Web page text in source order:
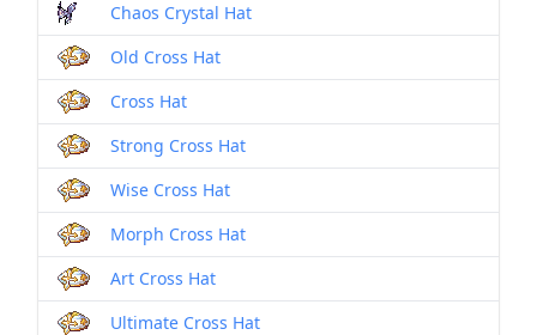
Chaos Crystal Hat
Old Cross Hat
Cross Hat
Strong Cross Hat
Wise Cross Hat
Morph Cross Hat
Art Cross Hat
Ultimate Cross Hat